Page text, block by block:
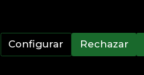
Configurar Rechazar